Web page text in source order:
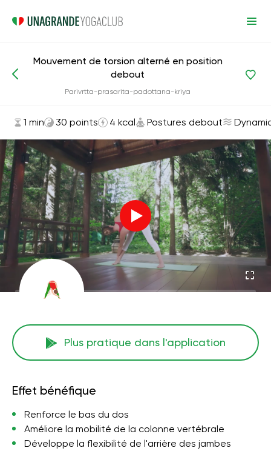
Postures debout
Mouvement de torsion alterné en position
debout
Parivrtta-prasarita-padottana-kriya
1 min 30 points 4 kcal Postures debout
Plus pratique dans l'application
Effet bénéfique
Renforce le bas du dos
Améliore la mobilité de la colonne vertébrale
Développe la flexibilité de l'arrière des jambes